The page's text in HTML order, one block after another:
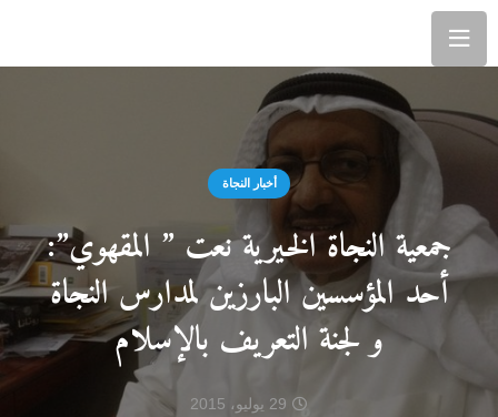
أخبار النجاة
جمعية النجاة الخيرية نعت ” المقهوي”:
أحد المؤسسين البارزين لمدارس النجاة
و لجنة التعريف بالإسلام
29 يوليو، 2015